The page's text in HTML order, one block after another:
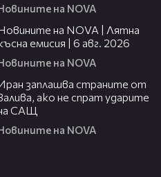
на NOVA
на NOVA | Лятна
емисия | 6 авг. 2026
на NOVA
заплашва страните от
ако не спрат ударите
САЩ
на NOVA